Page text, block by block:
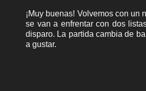
¡Muy buenas! Volvemos con un
se van a enfrentar con dos
disparo. La partida cambia de
a gustar.